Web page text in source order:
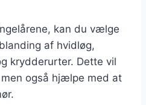
kan du vælge
af hvidløg,
krydderurter. Dette vil
også hjælpe med at